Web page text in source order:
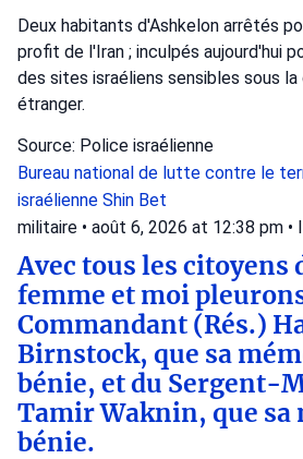
Deux habitants d'Ashkelon arrêtés
profit de l'Iran ; inculpés aujourd'hui
des sites israéliens sensibles sous
étranger.
Source: Police israélienne
Bureau national de lutte contre le
israélienne Shin Bet
militaire • août 6, 2026 at 12:38 pm •
Avec tous les citoyens
femme et moi
Commandant (Rés.)
Birnstock, que sa
bénie, et du Sergent-
Tamir Waknin, que sa
bénie.